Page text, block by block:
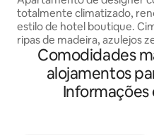
totalmente climatizado,
estilo de hotel boutique. Cimento polido,
ripas de madeira, azulejos
artesanais. 2 quartos com
size, casa de banho com
nível do chão e banheira,
com sombra. Cozinha totalmente
Comodidades
alojamentos
Informações